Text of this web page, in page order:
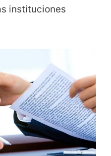
instituciones